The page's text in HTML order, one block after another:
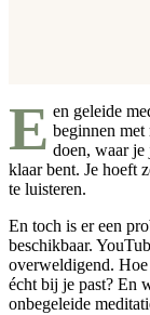
E en geleide
beginnen
doen, waar je
klaar bent. Je hoeft
te luisteren.
En toch is er een
beschikbaar.
overweldigend.
écht bij je past? En
onbegeleide